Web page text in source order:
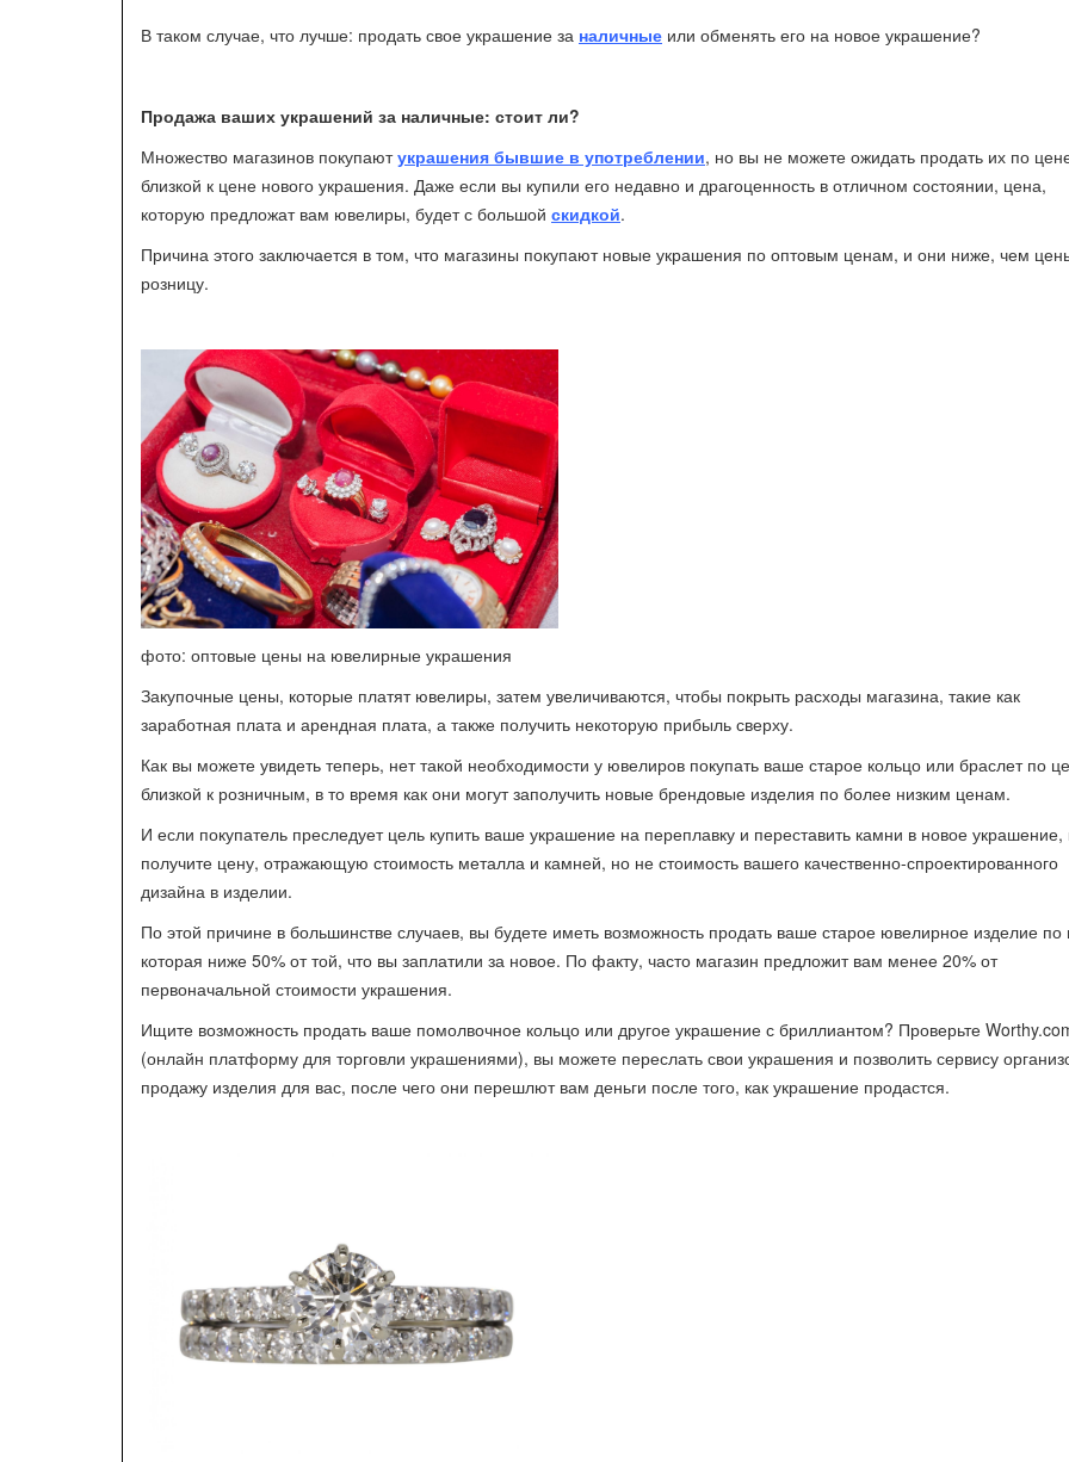
В таком случае, что лучше: продать свое украшение за наличные или обменять его на новое украшение?
Продажа ваших украшений за наличные: стоит ли?
Множество магазинов покупаютукрашения бывшие в употреблении, но вы не можете ожидать продать их по
близкой к цене нового украшения. Даже если вы купили его недавно и драгоценность в отличном состоянии, цена,
которую предложат вам ювелиры, будет с большой скидкой.
Причина этого заключается в том, что магазины покупают новые украшения по оптовым ценам, и они ниже, чем
розницу.
фото: оптовые цены на ювелирные украшения
Закупочные цены, которые платят ювелиры, затем увеличиваются, чтобы покрыть расходы магазина, такие как
заработная плата и арендная плата, а также получить некоторую прибыль сверху.
Как вы можете увидеть теперь, нет такой необходимости у ювелиров покупать ваше старое кольцо или браслет по
близкой к розничным, в то время как они могут заполучить новые брендовые изделия по более низким ценам.
И если покупатель преследует цель купить ваше украшение на переплавку и переставить камни в новое украшение,
получите цену, отражающую стоимость металла и камней, но не стоимость вашего качественно-спроектированного
дизайна в изделии.
По этой причине в большинстве случаев, вы будете иметь возможность продать ваше старое ювелирное изделие по
которая ниже 50% от той, что вы заплатили за новое. По факту, часто магазин предложит вам менее 20% от
первоначальной стоимости украшения.
Ищите возможность продать ваше помолвочное кольцо или другое украшение с бриллиантом? Проверьте
(онлайн платформу для торговли украшениями), вы можете переслать свои украшения и позволить сервису
продажу изделия для вас, после чего они перешлют вам деньги после того, как украшение продастся.